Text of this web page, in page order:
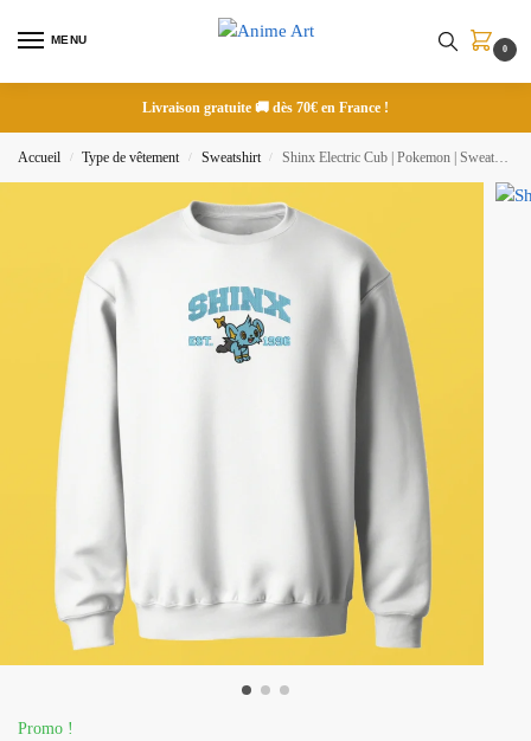
MENU
0
Livraison gratuite 🚚 dès 70€ en France !
Accueil / Type de vêtement / Sweatshirt / Shinx Electric Cub | Pokemon | Sweatshirt brodé
Promo !